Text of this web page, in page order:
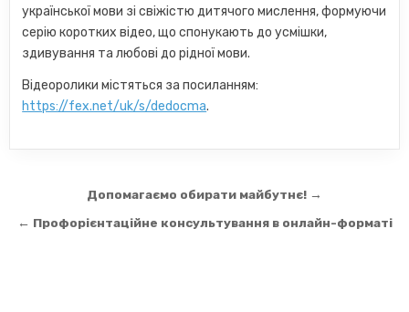
української мови зі свіжістю дитячого мислення, формуючи
серію коротких відео, що спонукають до усмішки,
здивування та любові до рідної мови.
Відеоролики містяться за посиланням:
https://fex.net/uk/s/dedocma.
Навігація
записів
Допомагаємо обирати майбутнє! →
← Профорієнтаційне консультування в онлайн-форматі